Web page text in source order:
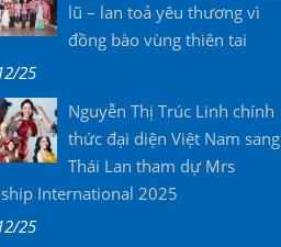
lũ – lan toả yêu thương vì
đồng bào vùng thiên tai
25
Nguyễn Thị Trúc Linh chính
thức đại diện Việt Nam sang
Thái Lan tham dự Mrs
International 2025
25